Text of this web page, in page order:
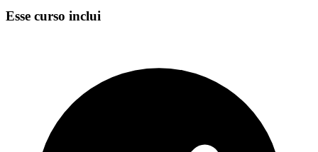
Esse curso inclui